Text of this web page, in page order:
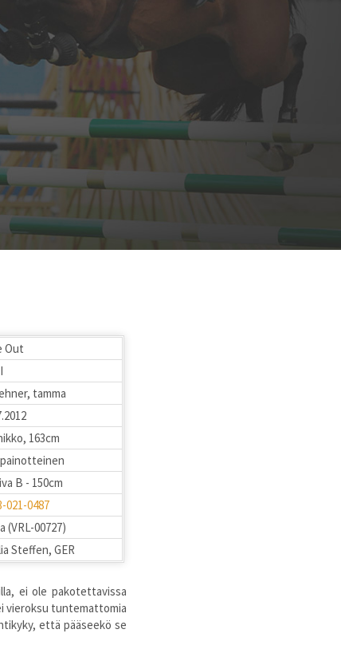
Out
tamma
163cm
B - 150cm
021-0487
(VRL-00727)
Steffen, GER
ei ole pakotettavissa
vieroksu tuntemattomia
että pääseekö se